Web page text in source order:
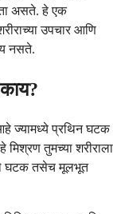
असते. हे एक
उपचार आणि
नसते.
ज्यामध्ये प्रथिन घटक
तुमच्या शरीराला
घटक तसेच मूलभूत